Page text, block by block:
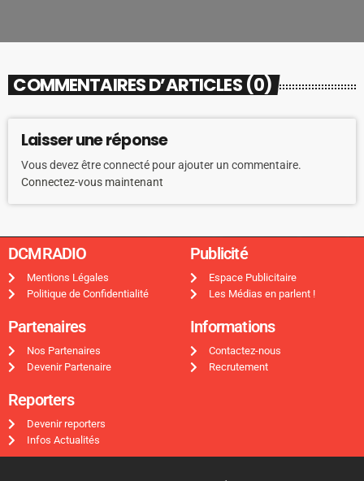
COMMENTAIRES D’ARTICLES (0)
Laisser une réponse
Vous devez être connecté pour ajouter un commentaire.
Connectez-vous maintenant
DCMRADIO​
Mentions Légales
Politique de Confidentialité
Publicité ​
Espace Publicitaire
Les Médias en parlent !
Partenaires
Nos Partenaires
Devenir Partenaire
Informations
Contactez-nous
Recrutement
Reporters
Devenir reporters
Infos Actualités